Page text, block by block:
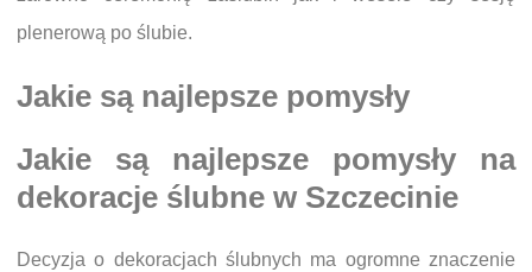
plenerową po ślubie.
Jakie są najlepsze pomysły
Jakie są najlepsze pomysły na
dekoracje ślubne w Szczecinie
Decyzja o dekoracjach ślubnych ma ogromne znaczenie